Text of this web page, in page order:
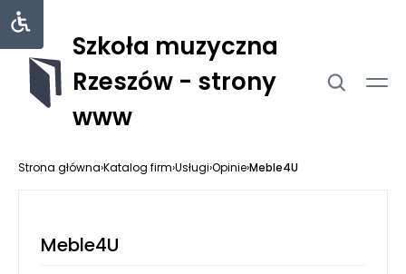
Szkoła muzyczna
Rzeszów - strony
www
Strona główna›Katalog firm›Usługi›Opinie›Meble4U
Meble4U